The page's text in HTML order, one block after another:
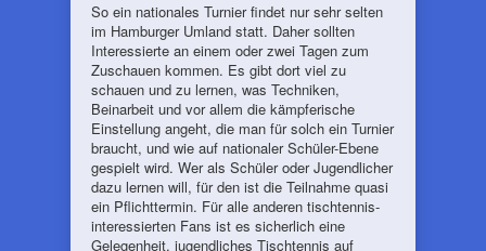
So ein nationales Turnier findet nur sehr selten
im Hamburger Umland statt. Daher sollten
Interessierte an einem oder zwei Tagen zum
Zuschauen kommen. Es gibt dort viel zu
schauen und zu lernen, was Techniken,
Beinarbeit und vor allem die kämpferische
Einstellung angeht, die man für solch ein Turnier
braucht, und wie auf nationaler Schüler-Ebene
gespielt wird. Wer als Schüler oder Jugendlicher
dazu lernen will, für den ist die Teilnahme quasi
ein Pflichttermin. Für alle anderen tischtennis-
interessierten Fans ist es sicherlich eine
Gelegenheit, jugendliches Tischtennis auf